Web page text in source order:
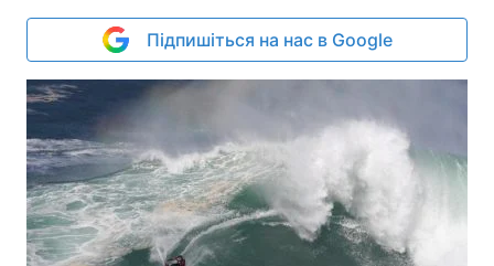
Підпишіться на нас в Google